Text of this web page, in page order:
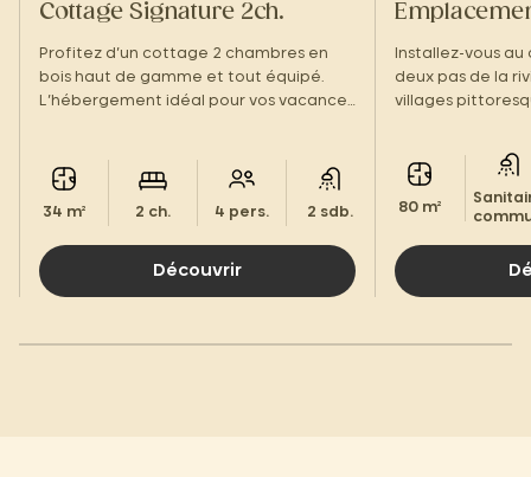
Cottage Signature 2ch.
Profitez d’un cottage 2 chambres en
bois haut de gamme et tout équipé.
L’hébergement idéal pour vos vacances
34 m² 2 ch. 4 pers. 2 sdb.
Découvrir
Installez-vous
deux pas de la
villages
80 m²